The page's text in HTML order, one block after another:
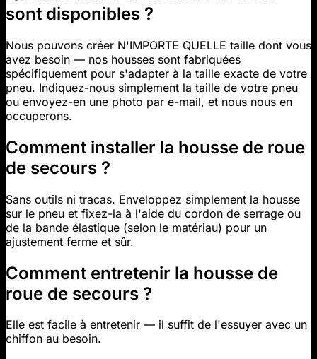
sont disponibles ?
Nous pouvons créer N'IMPORTE QUELLE taille dont vous
avez besoin — nos housses sont fabriquées
spécifiquement pour s'adapter à la taille exacte de votre
pneu. Indiquez-nous simplement la taille de votre pneu
ou envoyez-en une photo par e-mail, et nous nous en
occuperons.
Comment installer la housse de roue
de secours ?
Sans outils ni tracas. Enveloppez simplement la housse
sur le pneu et fixez-la à l'aide du cordon de serrage ou
de la bande élastique (selon le matériau) pour un
ajustement ferme et sûr.
Comment entretenir la housse de
roue de secours ?
Elle est facile à entretenir — il suffit de l'essuyer avec un
chiffon au besoin.